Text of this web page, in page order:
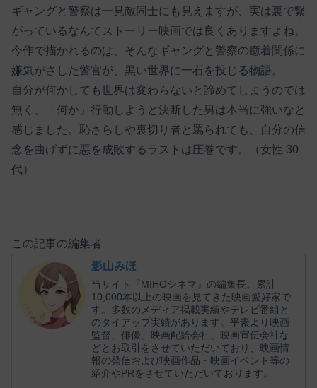
ギャングと警察は一見敵同士にも見えますが、実は裏で繋
がっているなんてストーリー映画では良くありますよね。
今作で描かれるのは、そんなギャングと警察の癒着関係に
嫌気がさした警官が、黒い世界に一石を投じる物語。
自分が何かしても世界は変わらないと諦めてしまうのでは
無く、「何か」行動しようと決断した男は本当に強いなと
感じました。恥さらしや裏切り者と罵られても、自分の信
念を曲げずに悪を成敗するラストは圧巻です。（女性 30
代）
この記事の編集者
影山みほ
当サイト『MIHOシネマ』の編集長。累計
10,000本以上の映画を見てきた映画愛好家で
す。多数のメディア掲載実績やテレビ番組と
のタイアップ実績があります。平素より映画
監督、俳優、映画配給会社、映画宣伝会社な
どとお取引をさせていただいており、映画情
報の発信および映画作品・映画イベント等の
紹介やPRをさせていただいております。